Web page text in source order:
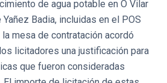
de agua potable en O Vilar
Badia, incluidas en el POS
mesa de contratación acordó
licitadores una justificación para
que fueron consideradas